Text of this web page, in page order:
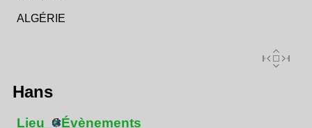
ALGÉRIE
Hans
Lieu Évènements